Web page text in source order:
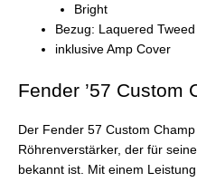
Bright
Bezug: Laquered Tweed
inklusive Amp Cover
Fender ’57 Custom
Der Fender 57 Custom
Röhrenverstärker, der für
bekannt ist. Mit einem